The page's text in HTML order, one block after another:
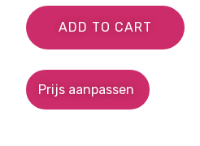
ADD TO CART
Prijs aanpassen